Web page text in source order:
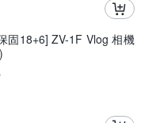
固18+6] ZV-1F Vlog 相機